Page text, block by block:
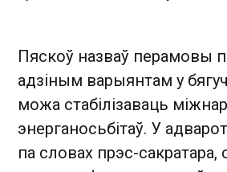
Пяскоў назваў перамовы
адзіным варыянтам у
можа стабілізаваць
энерганосьбітаў. У
па словах прэс-сакратара,